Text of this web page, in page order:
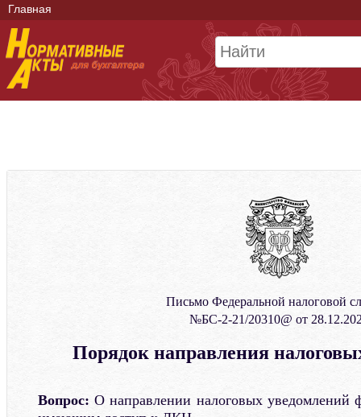
Главная
Письмо Федеральной налоговой
№БС-2-21/20310@ от
Порядок направления
Вопрос: О направлении налоговых уведомлений